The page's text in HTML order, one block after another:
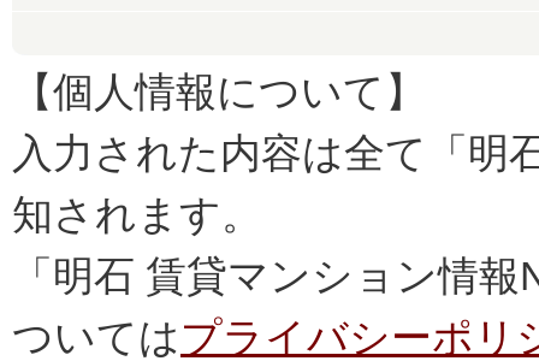
【個人情報について】
入力された内容は全て「明
知されます。
「明石 賃貸マンション情
ついてはプライバシーポリ